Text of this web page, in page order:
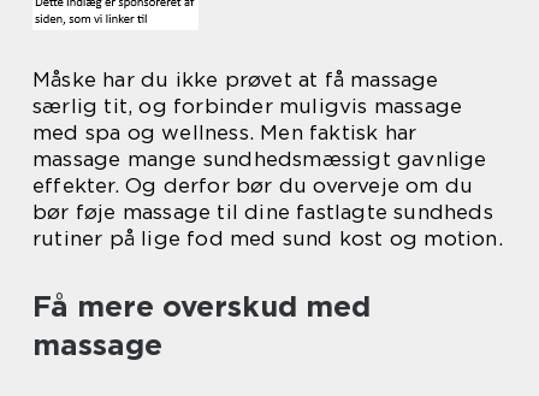
Måske har du ikke prøvet at få massage
særlig tit, og forbinder muligvis massage
med spa og wellness. Men faktisk har
massage mange sundhedsmæssigt gavnlige
effekter. Og derfor bør du overveje om du
bør føje massage til dine fastlagte sundheds
rutiner på lige fod med sund kost og motion.
Få mere overskud med
massage